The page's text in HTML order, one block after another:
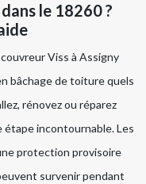
le 18260 ?
Viss à Assigny
bâchage de toiture quels
rénovez ou réparez
incontournable. Les
protection provisoire
survenir pendant